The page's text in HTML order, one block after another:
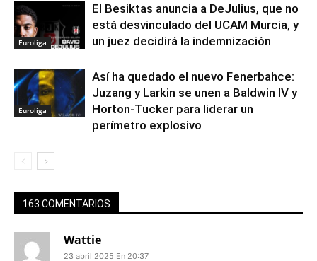
Euroliga
El Besiktas anuncia a DeJulius, que no
está desvinculado del UCAM Murcia, y
un juez decidirá la indemnización
Euroliga
Así ha quedado el nuevo Fenerbahce:
Juzang y Larkin se unen a Baldwin IV y
Horton-Tucker para liderar un
perímetro explosivo
163 COMENTARIOS
Wattie
23 abril 2025 En 20:37